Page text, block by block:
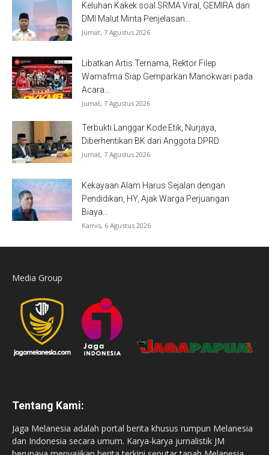
Keluhan Kakek soal SRMA Viral, GEMIRA dan
DMI Malut Minta Penjelasan...
Jumat, 7 Agustus 2026
Libatkan Artis Ternama, Rektor Filep
Wamafma Siap Gemparkan Manokwari pada
Acara...
Jumat, 7 Agustus 2026
Terbukti Langgar Kode Etik, Nurjaya,
Diberhentikan BK dari Anggota DPRD
Jumat, 7 Agustus 2026
Kekayaan Alam Harus Sejalan dengan
Pendidikan, HY, Ajak Warga Perjuangan
Biaya...
Kamis, 6 Agustus 2026
Media Group
Tentang Kami:
Jaga Melanesia adalah portal berita khusus rumpun Melanesia
dan Indonesia secara umum. Karya-karya jurnalistik JM